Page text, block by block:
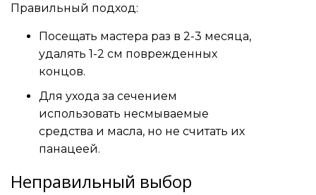
Правильный подход:
Посещать мастера раз в 2-3 месяца,
удалять 1-2 см поврежденных
концов.
Для ухода за сечением
использовать несмываемые
средства и масла, но не считать их
панацеей.
Неправильный выбор